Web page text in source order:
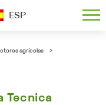
ESP
agrícolas >
Tecnica